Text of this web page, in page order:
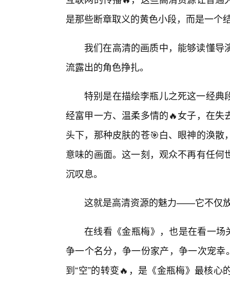
是那些断章取义的黄色小段，而是一个
我们在高清的画质中，能够读懂
流露出的角色挣扎。
特别是在描绘李瓶儿之死这一经典
经富甲一方、温柔多情的🔥女子，在
头下，那种皮肤的苍🎯白、眼神的涣
意味的画面。这一刻，观众不再有任
沉叹息。
这就是高清资源的魅力——它不仅
在线看《金瓶梅》，也是在看一场
争一个名分，争一份家产，争一次宠
到“空”的转变🔥，是《金瓶梅》最核